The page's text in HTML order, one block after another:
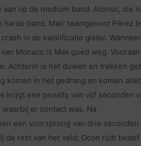
op de medium band. Alonso, die
band. Max’ teamgenoot Pérez
in de kwalificatie gister.
Monaco is Max goed weg.
Achterin is het duwen en trekken
komen in het gedrang en komen
krijgt een penalty van vijf seconden
er contact was. Na
een voorsprong van drie seconden
de rest van het veld; Ocon rijdt twaalf